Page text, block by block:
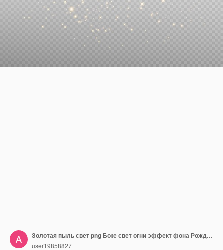
Золотая пыль свет png Боке свет огни эффект фона Рождественский светящийся фон пыли Рождественский светящийся свет боке конфетти и блестящая текстура наложения для вашего дизайна
user19858827